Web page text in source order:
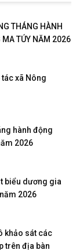
THÁNG HÀNH
MA TÚY NĂM 2026
xã Nông
hành động
2026
biểu dương gia
2026
khảo sát các
trên địa bàn